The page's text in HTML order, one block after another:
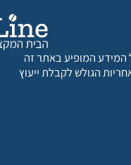
המידע המופיע באתר זה
הגולש לקבלת ייעוץ